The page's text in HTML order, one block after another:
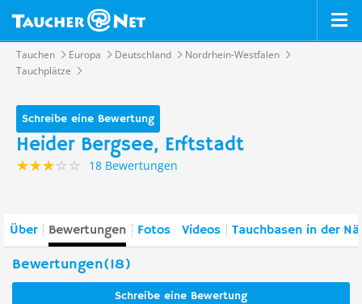
Tauchen Europa Deutschland
Nordrhein-Westfalen
Tauchplätze
Schreibe eine Bewertung
Heider Bergsee, Erftstadt
18 Bewertungen
Über Bewertungen Fotos Videos Tauchbasen in der
Bewertungen(18)
Schreibe eine Bewertung